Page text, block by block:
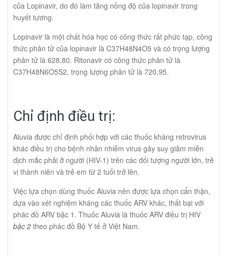
của Lopinavir, do đó làm tăng nồng độ của lopinavir trong
huyết tương.
Lopinavir là một chất hóa học có công thức rất phức tạp, công
thức phân tử của lopinavir là C37H48N4O5 và có trọng lượng
phân tử là 628,80. Ritonavir có công thức phân tử là
C37H48N6O5S2, trọng lượng phân tử là 720,95.
Chỉ định điều trị:
Aluvia được chỉ định phối hợp với các thuốc kháng retrovirus
khác điều trị cho bệnh nhân nhiễm virus gây suy giảm miễn
dịch mắc phải ở người (HIV-1) trên các đối tượng người lớn, trẻ
vị thành niên và trẻ em từ 2 tuổi trở lên.
Việc lựa chọn dùng thuốc Aluvia nên được lựa chọn cẩn thận,
dựa vào xét nghiệm kháng các thuốc ARV khác, thất bại với
phác đồ ARV bậc 1. Thuốc Aluvia là thuốc ARV điều trị HIV
bậc 2 theo phác đồ Bộ Y tế ở Việt Nam.